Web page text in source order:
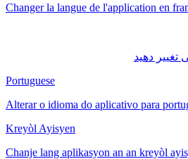
Changer la langue de l'application en
Portuguese
Alterar o idioma do aplicativo para
Kreyòl Ayisyen
Chanje lang aplikasyon an an kreyòl